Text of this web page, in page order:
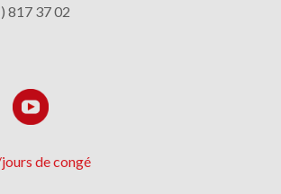
817 37 02
de congé